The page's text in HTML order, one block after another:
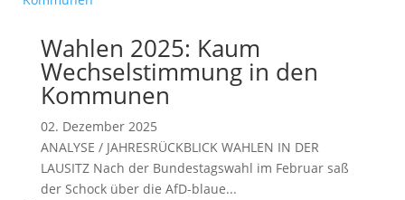
Wahlen 2025: Kaum
Wechselstimmung in den
Kommunen
02. Dezember 2025
ANALYSE / JAHRESRÜCKBLICK WAHLEN IN DER
LAUSITZ Nach der Bundestagswahl im Februar saß
der Schock über die AfD-blaue...